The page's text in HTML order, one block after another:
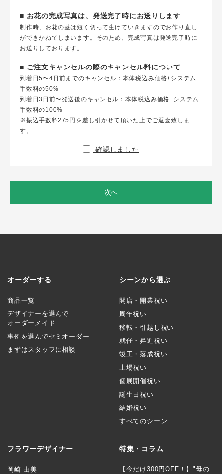
■ お花の完成写真は、発送完了時にお送りします
制作時、お花の茎は短く切って生けていきますのでお作り直し
ができかねてしまいます。そのため、完成写真は発送完了時に
お送りしております。
■ ご注文キャンセルの際のキャンセル料について
到着日5〜4日前までのキャンセル：本体税込み価格+システム
手数料の50%
到着日3日前〜発送後のキャンセル：本体税込み価格+システム
手数料の100%
※振込手数料275円を差し引かせて頂いた上でご返金致しま
す。
確認しました
次へ
オーダーする
商品一覧
デザイナーを選んで
オーダーメイド
事例を選んでセミオーダー
まずはスタッフに相談
シーンから選ぶ
開店・開業祝い
周年祝い
移転・引越し祝い
就任・昇進祝い
竣工・落成祝い
上場祝い
個展開催祝い
誕生日祝い
結婚祝い
すべてのシーン
フラワーデザイナー
岡崎 由美
特集・コラム
【今だけ300円OFF！】"母の